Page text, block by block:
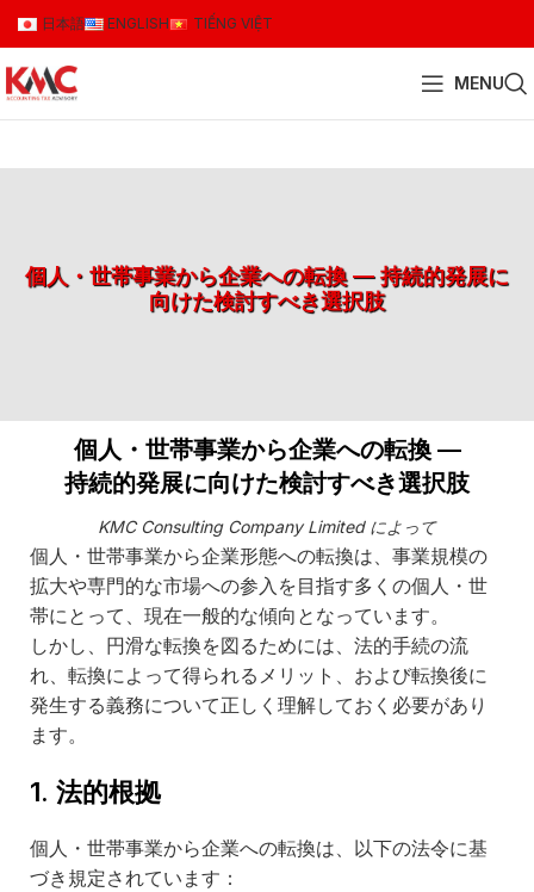
日本語 ENGLISH TIẾNG VIỆT
MENU
個人・世帯事業から企業への転換 — 持続的発展に
向けた検討すべき選択肢
個人・世帯事業から企業への転換 —
持続的発展に向けた検討すべき選択肢
KMC Consulting Company Limited によって
個人・世帯事業から企業形態への転換は、事業規模の
拡大や専門的な市場への参入を目指す多くの個人・世
帯にとって、現在一般的な傾向となっています。
しかし、円滑な転換を図るためには、法的手続の流
れ、転換によって得られるメリット、および転換後に
発生する義務について正しく理解しておく必要があり
ます。
1. 法的根拠
個人・世帯事業から企業への転換は、以下の法令に基
づき規定されています：